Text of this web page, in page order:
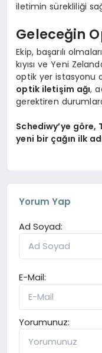
iletimin sürekliliği
Geleceğin
Ekip, başarılı
kıyısı ve Yeni
optik yer istasyonu
optik iletişim ağı,
gerektiren
Schediwy’ye
yeni bir çağın ilk
Yorum Yap
Ad Soyad:
E-Mail:
Yorumunuz: